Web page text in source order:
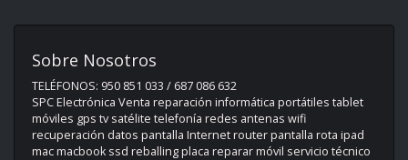
Sobre Nosotros
TELÉFONOS: 950 851 033 / 687 086 632
SPC Electrónica Venta reparación informática portátiles tablet
móviles gps tv satélite telefonía redes antenas wifi
recuperación datos pantalla Internet router pantalla rota ipad
mac macbook ssd reballing placa reparar móvil servicio técnico